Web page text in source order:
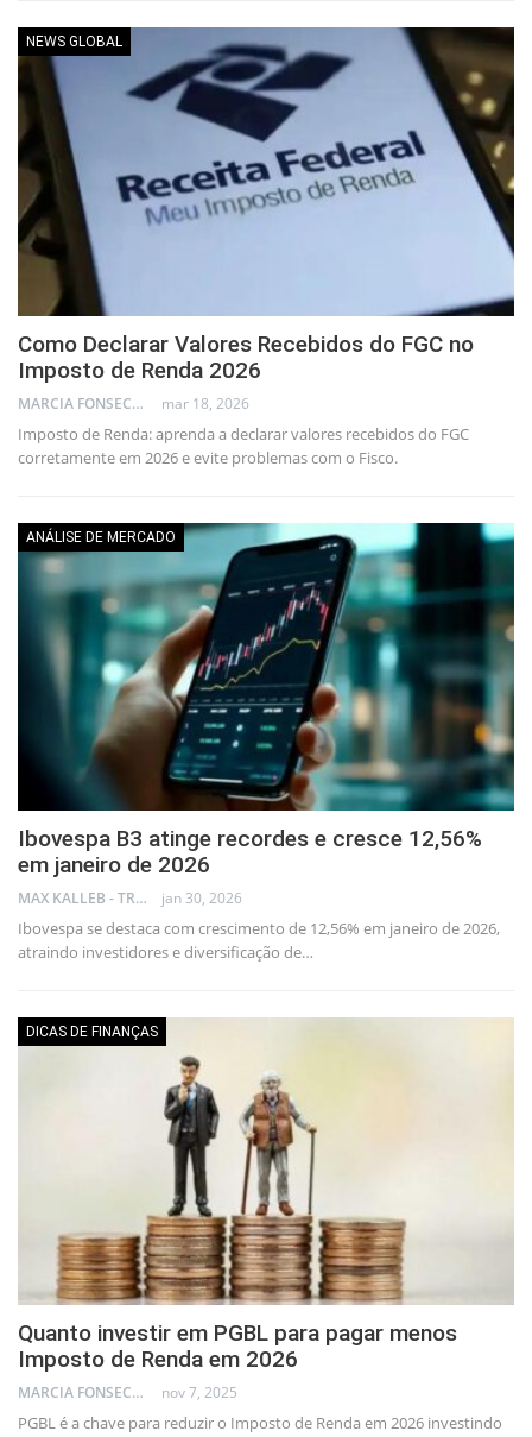
NEWS GLOBAL
Como Declarar Valores Recebidos do FGC no
Imposto de Renda 2026
MARCIA FONSECA - FINANCIAL CONSULTANT mar 18, 2026
Imposto de Renda: aprenda a declarar valores recebidos do FGC
corretamente em 2026 e evite problemas com o Fisco.
ANÁLISE DE MERCADO
Ibovespa B3 atinge recordes e cresce 12,56%
em janeiro de 2026
MAX KALLEB - TRADER jan 30, 2026
Ibovespa se destaca com crescimento de 12,56% em janeiro de 2026,
atraindo investidores e diversificação de…
DICAS DE FINANÇAS
Quanto investir em PGBL para pagar menos
Imposto de Renda em 2026
MARCIA FONSECA - FINANCIAL CONSULTANT nov 7, 2025
PGBL é a chave para reduzir o Imposto de Renda em 2026 investindo